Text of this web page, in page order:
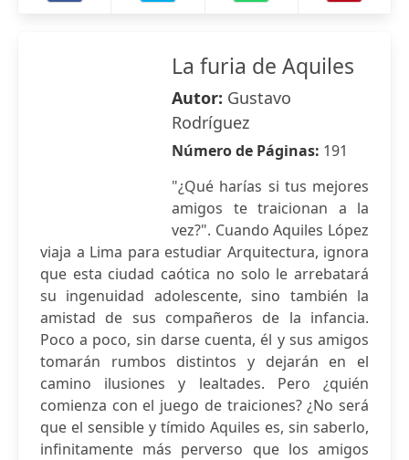
La furia de Aquiles
Autor: Gustavo
Rodríguez
Número de Páginas: 191
"¿Qué harías si tus mejores
amigos te traicionan a la
vez?". Cuando Aquiles López
viaja a Lima para estudiar Arquitectura, ignora
que esta ciudad caótica no solo le arrebatará
su ingenuidad adolescente, sino también la
amistad de sus compañeros de la infancia.
Poco a poco, sin darse cuenta, él y sus amigos
tomarán rumbos distintos y dejarán en el
camino ilusiones y lealtades. Pero ¿quién
comienza con el juego de traiciones? ¿No será
que el sensible y tímido Aquiles es, sin saberlo,
infinitamente más perverso que los amigos